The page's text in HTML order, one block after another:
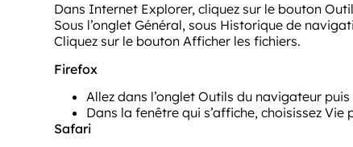
Dans Internet Explorer, cliquez sur le bouton
Sous l’onglet Général, sous Historique de
Cliquez sur le bouton Afficher les fichiers.
Firefox
Allez dans l’onglet Outils du navigateur
Dans la fenêtre qui s’affiche, choisissez
Safari